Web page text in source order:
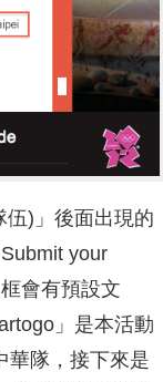
伍)」後面出現的
your
會有預設文
」是本活動
華隊，接下來是